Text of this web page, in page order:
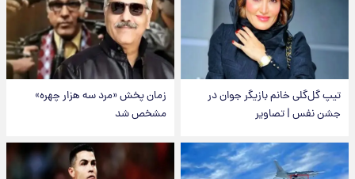
تیپ گل‌گلی خانم بازیگر جوان در
جشن نفس | تصاویر
زمان پخش «مرد سه هزار چهره»
مشخص شد